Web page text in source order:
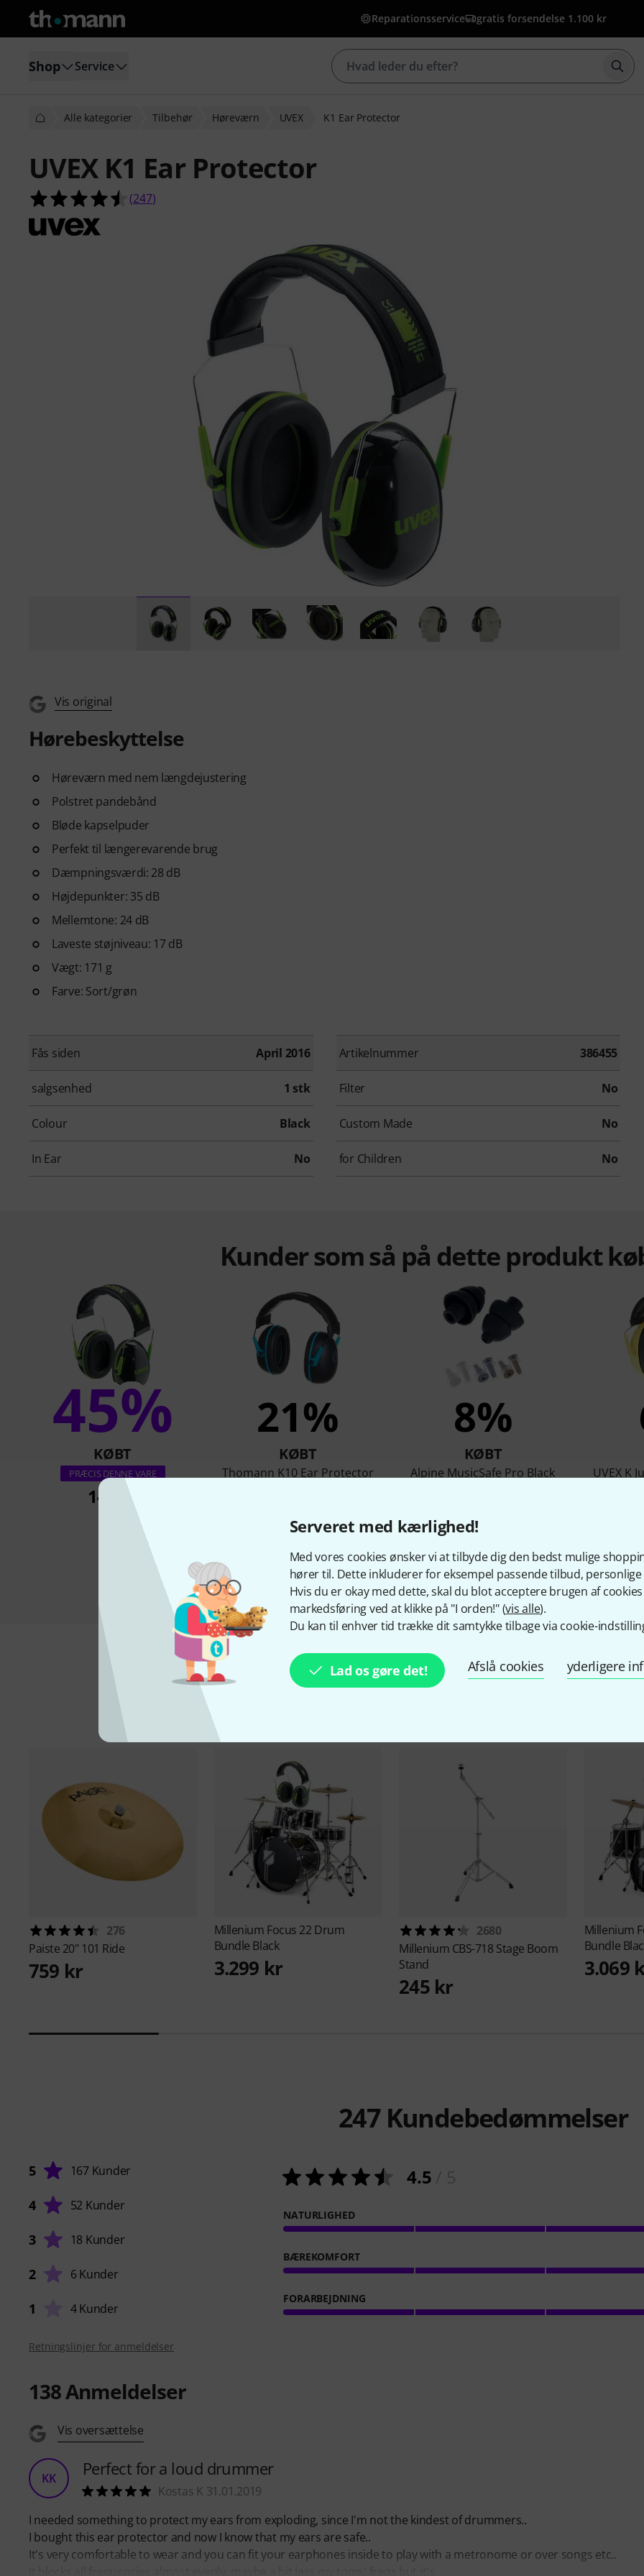
Serveret med kærlighed!
Med vores cookies ønsker vi at tilbyde dig den bedst mulige
hører til. Dette inkluderer for eksempel passende tilbud,
Hvis du er okay med dette, skal du blot acceptere brugen af
markedsføring ved at klikke på "I orden!" (vis alle).
Du kan til enhver tid trække dit samtykke tilbage via cookie-
Lad os gøre det! Afslå cookies yderligere
Reparationsservice gratis forsendelse 1.100 kr
Shop Service
Alle kategorier Tilbehør Høreværn UVEX K1 Ear Protector
UVEX K1 Ear Protector
4.5 ud af 5 stjerner fra 247 kundebedømmelser
(247)
Vis original
Hørebeskyttelse
Høreværn med nem længdejustering
Polstret pandebånd
Bløde kapselpuder
Perfekt til længerevarende brug
Dæmpningsværdi: 28 dB
Højdepunkter: 35 dB
Mellemtone: 24 dB
Laveste støjniveau: 17 dB
Vægt: 171 g
Farve: Sort/grøn
Fås siden April 2016 Artikelnummer 386455
salgsenhed 1 stk Filter No
Colour Black Custom Made No
In Ear No for Children No
Kunder som så på dette produkt
45%
KØBT
PRÆCIS DENNE VARE
149 kr
21%
KØBT
Thomann K10 Ear Protector
8%
KØBT
Alpine MusicSafe Pro Black UVEX K
Sammenlign
276
Paiste 20" 101 Ride
759 kr
Millenium Focus 22 Drum
Bundle Black
3.299 kr
2680
Millenium CBS-718 Stage Boom
Stand
245 kr
Millenium
Bundle
3.069
247Kundebedømmelser
5 167 Kunder
4 52 Kunder
3 18 Kunder
2 6 Kunder
1 4 Kunder
4.5
NATURLIGHED
BÆREKOMFORT
FORARBEJDNING
Retningslinjer for anmeldelser
138Anmeldelser
Vis oversættelse
KK Perfect for a loud drummer
Kostas K 31.01.2019
I needed something to protect my ears from exploding, since I'm not the kindest of drummers..
I bought this ear protector and now I know that my ears are safe..
It's very comfortable to wear and you can fit your earphones inside to play with a metronome or over songs etc..